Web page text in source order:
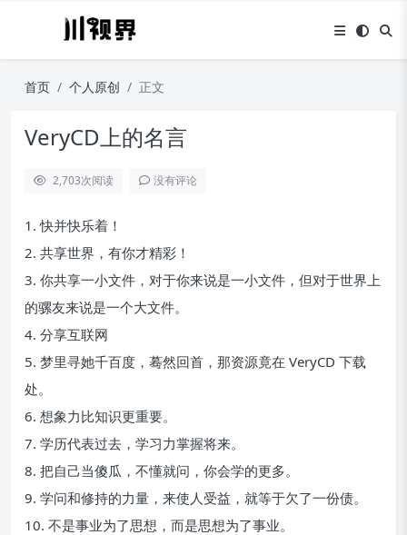
首页 个人原创 正文
VeryCD上的名言
2,703次阅读 没有评论
1. 快并快乐着！
2. 共享世界，有你才精彩！
3. 你共享一小文件，对于你来说是一小文件，但对于世界上
的骡友来说是一个大文件。
4. 分享互联网
5. 梦里寻她千百度，蓦然回首，那资源竟在 VeryCD 下载
处。
6. 想象力比知识更重要。
7. 学历代表过去，学习力掌握将来。
8. 把自己当傻瓜，不懂就问，你会学的更多。
9. 学问和修持的力量，来使人受益，就等于欠了一份债。
10. 不是事业为了思想，而是思想为了事业。